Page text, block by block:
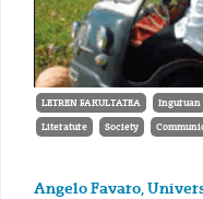
LETREN FAKULTATEA Inguruan
Literature Society
Angelo Favaro,